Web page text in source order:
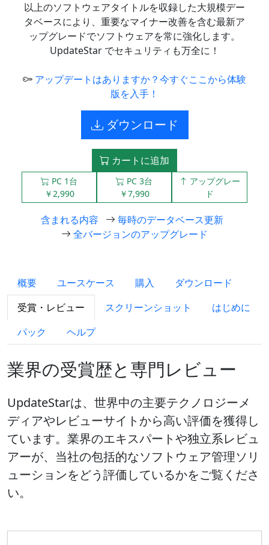
以上のソフトウェアタイトルを収録した大規模デー
タベースにより、重要なマイナー改善を含む最新ア
ップグレードでソフトウェアを常に強化します。
UpdateStar でセキュリティも万全に！
アップデートはありますか？今すぐここから体験
版を入手！
ダウンロード
カートに追加
PC 1台
￥2,990
PC 3台
￥7,990
アップグレー
ド
含まれる内容
毎時のデータベース更新
全バージョンのアップグレード
概要 ユースケース 購入
ダウンロード
受賞・レビュー
スクリーンショット
はじめに
パック
ヘルプ
業界の受賞歴と専門レビュー
UpdateStarは、世界中の主要テクノロジーメ
ディアやレビューサイトから高い評価を獲得し
ています。業界のエキスパートや独立系レビュ
アーが、当社の包括的なソフトウェア管理ソリ
ューションをどう評価しているかをご覧くださ
い。